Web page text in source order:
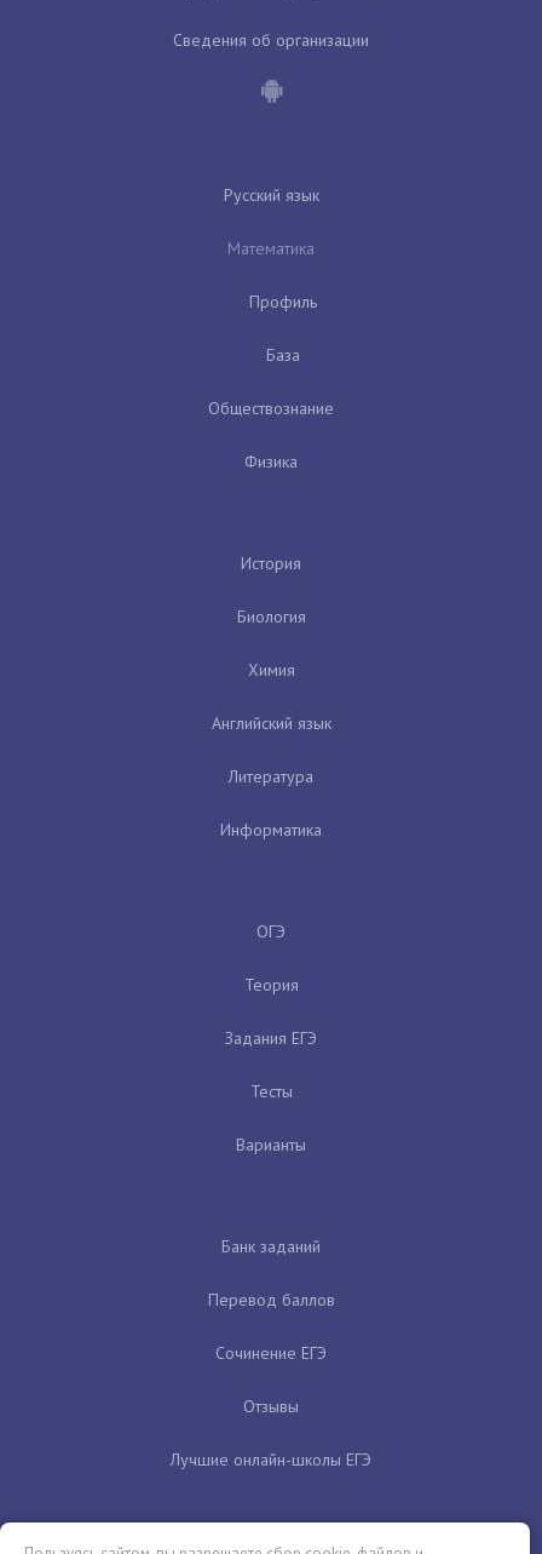
Сведения об организации
Русский язык
Математика
Профиль
База
Обществознание
Физика
История
Биология
Химия
Английский язык
Литература
Информатика
ОГЭ
Теория
Задания ЕГЭ
Тесты
Варианты
Банк заданий
Перевод баллов
Сочинение ЕГЭ
Отзывы
Лучшие онлайн-школы ЕГЭ